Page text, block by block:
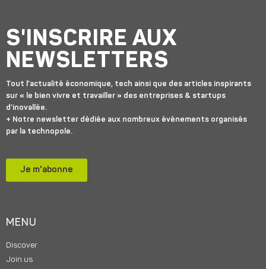
S'INSCRIRE AUX
NEWSLETTERS
Tout l’actualité économique, tech ainsi que des articles inspirants
sur « le bien vivre et travailler » des entreprises & startups
d’inovallée.
+ Notre newsletter dédiée aux nombreux événements organisés
par la technopole.
Je m'abonne
MENU
Discover
Join us